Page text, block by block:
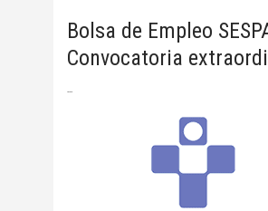
Bolsa de Empleo
Convocatoria